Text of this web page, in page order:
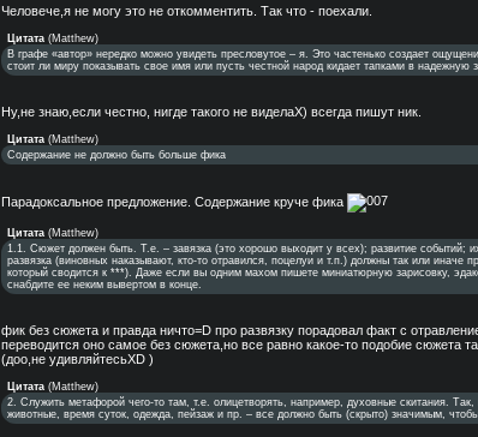
Человече,я не могу это не откомментить. Так что - поехали.
Цитата (Matthew)
В графе «автор» нередко можно увидеть пресловутое – я. Это частенько создает
стоит ли миру показывать свое имя или пусть честной народ кидает тапками в надежную
Ну,не знаю,если честно, нигде такого не виделаX) всегда пишут ник.
Цитата (Matthew)
Содержание не должно быть больше фика
Парадоксальное предложение. Содержание круче фика
Цитата (Matthew)
1.1. Сюжет должен быть. Т.е. – завязка (это хорошо выходит у всех); развитие событий;
развязка (виновных наказывают, кто-то отравился, поцелуи и т.п.) должны так или иначе
который сводится к ***). Даже если вы одним махом пишете миниатюрную зарисовку,
снабдите ее неким вывертом в конце.
фик без сюжета и правда ничто=D про развязку порадовал факт с
переводится оно самое без сюжета,но все равно какое-то подобие сюжета
(доо,не удивляйтесьXD )
Цитата (Matthew)
2. Служить метафорой чего-то там, т.е. олицетворять, например, духовные скитания.
животные, время суток, одежда, пейзаж и пр. – все должно быть (скрыто) значимым,